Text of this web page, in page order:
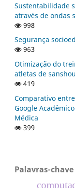
Sustentabilidade
através de ondas
998
Segurança
963
Otimização do
atletas de
419
Comparativo
Google
Médica
399
Palavras-chave